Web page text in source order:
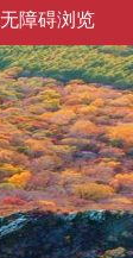
无障碍浏览